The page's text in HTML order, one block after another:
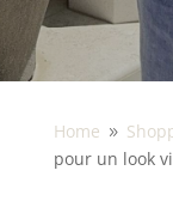
Home 9
pour un look